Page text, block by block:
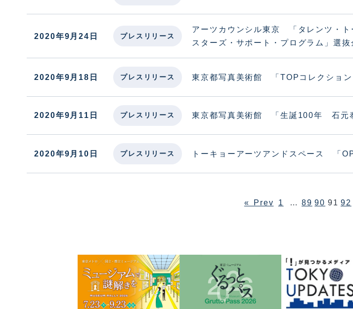
2020年9月24日 プレスリリース
アーツカウンシル東京 「タレンツ・
スターズ・サポート・プログラム」選抜
2020年9月18日 プレスリリース 東京都写真美術館 「TOPコレクショ
2020年9月11日 プレスリリース 東京都写真美術館 「生誕100年 石元
2020年9月10日 プレスリリース トーキョーアーツアンドスペース 「
« Prev 1 … 89 90 91 92